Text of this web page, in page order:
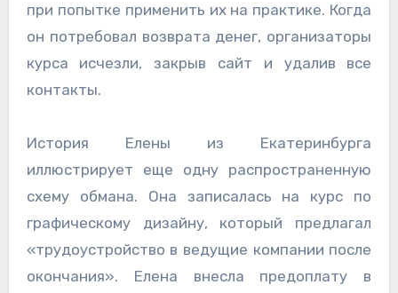
при попытке применить их на практике. Когда
он потребовал возврата денег, организаторы
курса исчезли, закрыв сайт и удалив все
контакты.
История Елены из Екатеринбурга
иллюстрирует еще одну распространенную
схему обмана. Она записалась на курс по
графическому дизайну, который предлагал
«трудоустройство в ведущие компании после
окончания». Елена внесла предоплату в